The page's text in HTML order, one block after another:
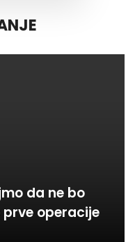
da ne bo
prve operacije